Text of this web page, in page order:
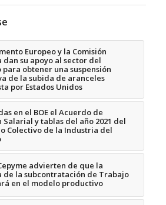
Europeo y la Comisión
dan su apoyo al sector del
para obtener una suspensión
de la subida de aranceles
por Estados Unidos
en el BOE el Acuerdo de
Salarial y tablas del año 2021 del
Colectivo de la Industria del
advierten de que la
de la subcontratación de Trabajo
en el modelo productivo